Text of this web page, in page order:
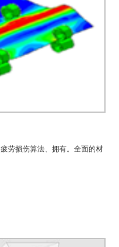
劳损伤算法、拥有。全面的材